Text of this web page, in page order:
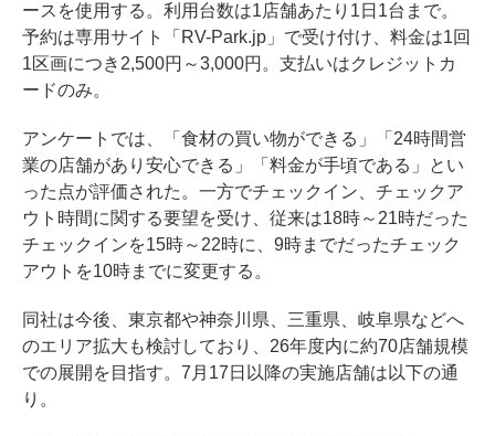
ースを使用する。利用台数は1店舗あたり1日1台まで。
予約は専用サイト「RV-Park.jp」で受け付け、料金は1回
1区画につき2,500円～3,000円。支払いはクレジットカ
ードのみ。
アンケートでは、「食材の買い物ができる」「24時間営
業の店舗があり安心できる」「料金が手頃である」とい
った点が評価された。一方でチェックイン、チェックア
ウト時間に関する要望を受け、従来は18時～21時だった
チェックインを15時～22時に、9時までだったチェック
アウトを10時までに変更する。
同社は今後、東京都や神奈川県、三重県、岐阜県などへ
のエリア拡大も検討しており、26年度内に約70店舗規模
での展開を目指す。7月17日以降の実施店舗は以下の通
り。